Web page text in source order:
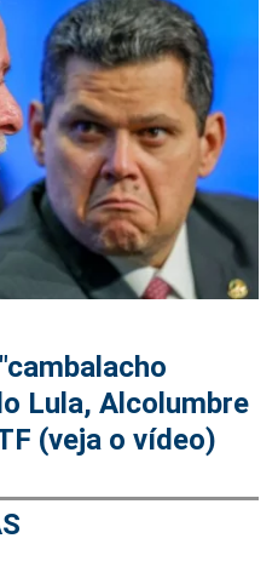
Lula, Alcolumbre
(veja o vídeo)